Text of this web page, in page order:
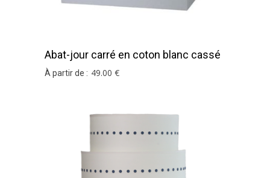
Abat-jour carré en coton blanc cassé
À partir de : 49.00 €